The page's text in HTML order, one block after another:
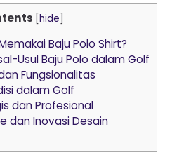
[hide
Baju Polo Shirt?
Usul Baju Polo dalam Golf
Fungsionalitas
dalam Golf
dan Profesional
dan Inovasi Desain